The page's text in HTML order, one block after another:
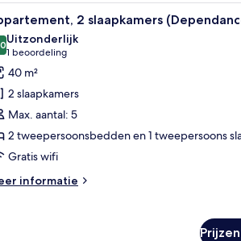
een bank en een kast. Een hotelkamer
18 2 slaapkamers
van 10
Uitzonderlijk
1 beoordeling
(1
beoordeling)
40 m²
2 slaapkamers
Max. aantal: 5
2 tweepersoonsbedden en 1 tweepersoons
Gratis wifi
informatie